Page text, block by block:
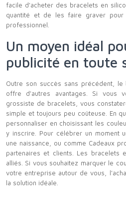
facile d'acheter des bracelets en
quantité et de les faire graver pour
professionnel.
Un moyen idéal
publicité en toute
Outre son succès sans précédent,
offre d'autres avantages. Si vous
grossiste de bracelets, vous
simple et toujours peu coûteuse. En
personnaliser en choisissant les
y inscrire. Pour célébrer un moment
une naissance, ou comme Cadeaux
partenaires et clients. Les bracelets
alliés. Si vous souhaitez marquer le
votre entreprise autour de vous,
la solution idéale.